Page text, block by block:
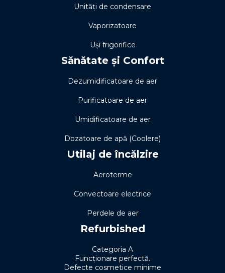
Unități de condensare
Vaporizatoare
Uși frigorifice
Sănătate și Confort
Dezumidificatoare de aer
Purificatoare de aer
Umidificatoare de aer
Dozatoare de apă (Coolere)
Utilaj de încălzire
Aeroterme
Convectoare electrice
Perdele de aer
Refurbished
Categoria A
Funcționare perfectă.
Defecte cosmetice minime